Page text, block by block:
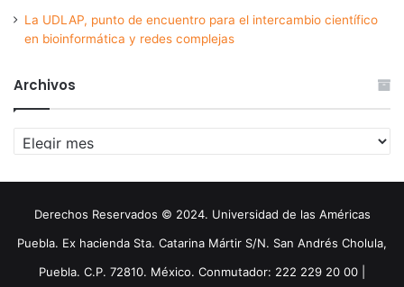
La UDLAP, punto de encuentro para el intercambio científico
en bioinformática y redes complejas
Archivos
Archivos
Derechos Reservados © 2024. Universidad de las Américas
Puebla. Ex hacienda Sta. Catarina Mártir S/N. San Andrés Cholula,
Puebla. C.P. 72810. México. Conmutador: 222 229 20 00 |